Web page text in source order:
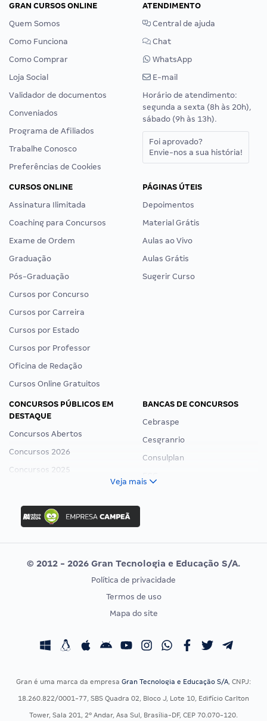
GRAN CURSOS ONLINE
Quem Somos
Como Funciona
Como Comprar
Loja Social
Validador de documentos
Conveniados
Programa de Afiliados
Trabalhe Conosco
Preferências de Cookies
ATENDIMENTO
Central de ajuda
Chat
WhatsApp
E-mail
Horário de atendimento:
segunda a sexta (8h às 20h),
sábado (9h às 13h).
Foi aprovado?
Envie-nos a sua história!
CURSOS ONLINE
Assinatura Ilimitada
Coaching para Concursos
Exame de Ordem
Graduação
Pós-Graduação
Cursos por Concurso
Cursos por Carreira
Cursos por Estado
Cursos por Professor
Oficina de Redação
Cursos Online Gratuitos
PÁGINAS ÚTEIS
Depoimentos
Material Grátis
Aulas ao Vivo
Aulas Grátis
Sugerir Curso
CONCURSOS PÚBLICOS EM
DESTAQUE
Concursos Abertos
Concursos 2026
Concursos 2025
Concurso Ibama
Concurso MPU
Editais publicados
BANCAS DE CONCURSOS
Cebraspe
Cesgranrio
Consulplan
Vunesp
CONCURSOS POR PROFISSÃO
Concursos Fiscais
Concursos Saúde
EXAME DE ORDEM
Calendário OAB
Veja mais
© 2012 - 2026 Gran Tecnologia e Educação S/A.
Política de privacidade
Termos de uso
Mapa do site
Gran é uma marca da empresa Gran Tecnologia e Educação S/A, CNPJ:
18.260.822/0001-77, SBS Quadra 02, Bloco J, Lote 10, Edifício Carlton
Tower, Sala 201, 2º Andar, Asa Sul, Brasília-DF, CEP 70.070-120.